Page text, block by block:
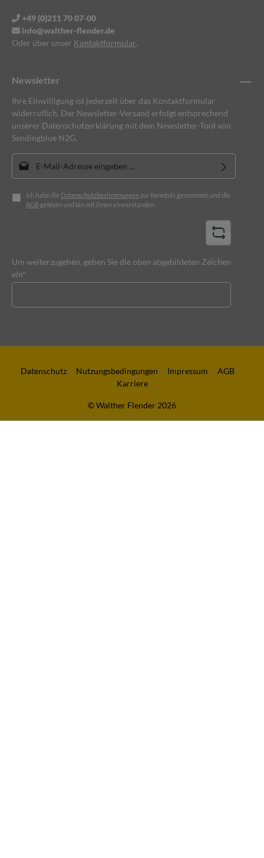
Newsletter
Ihre Einwilligung ist jederzeit über das Kontaktformular
widerruflich. Der Newsletter-Versand erfolgt entsprechend
unserer Datenschutzerklärung mit dem Newsletter-Tool von
Sendingblue N2G.
E-Mail-Adresse*
Ich habe die Datenschutzbestimmungen zur Kenntnis genommen und die
AGB gelesen und bin mit ihnen einverstanden.
Um weiterzugehen, geben Sie die oben abgebildeten Zeichen
ein*
+49 (0)211 70 07-00
info@walther-flender.de
Oder über unser Kontaktformular.
© Walther Flender 2026
Datenschutz Nutzungsbedingungen Impressum
AGB
Karriere